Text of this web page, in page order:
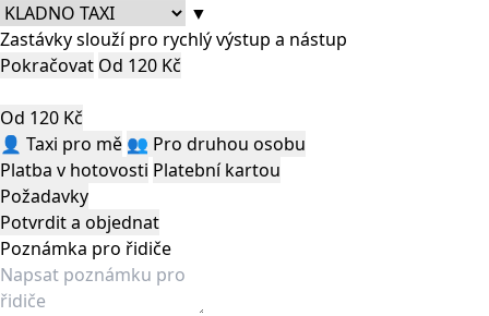
▼
Zastávky slouží pro rychlý výstup a nástup
Pokračovat Od 120 Kč
Od 120 Kč
👤 Taxi pro mě 👥 Pro druhou osobu
Platba v hotovosti Platební kartou
Požadavky
Potvrdit a objednat
Poznámka pro řidiče